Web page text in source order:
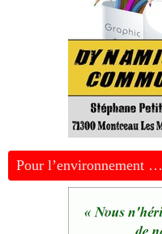
Pour l’environnement …